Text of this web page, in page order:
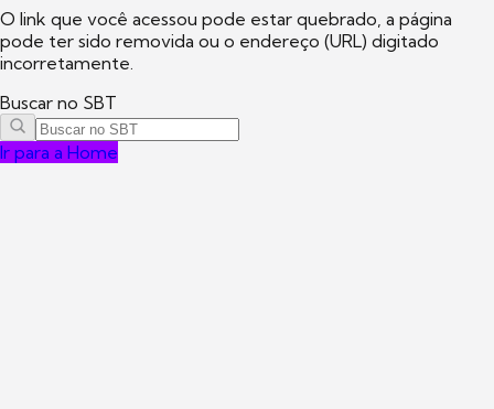
O link que você acessou pode estar quebrado, a página
pode ter sido removida ou o endereço (URL) digitado
incorretamente.
Buscar no SBT
Ir para a Home